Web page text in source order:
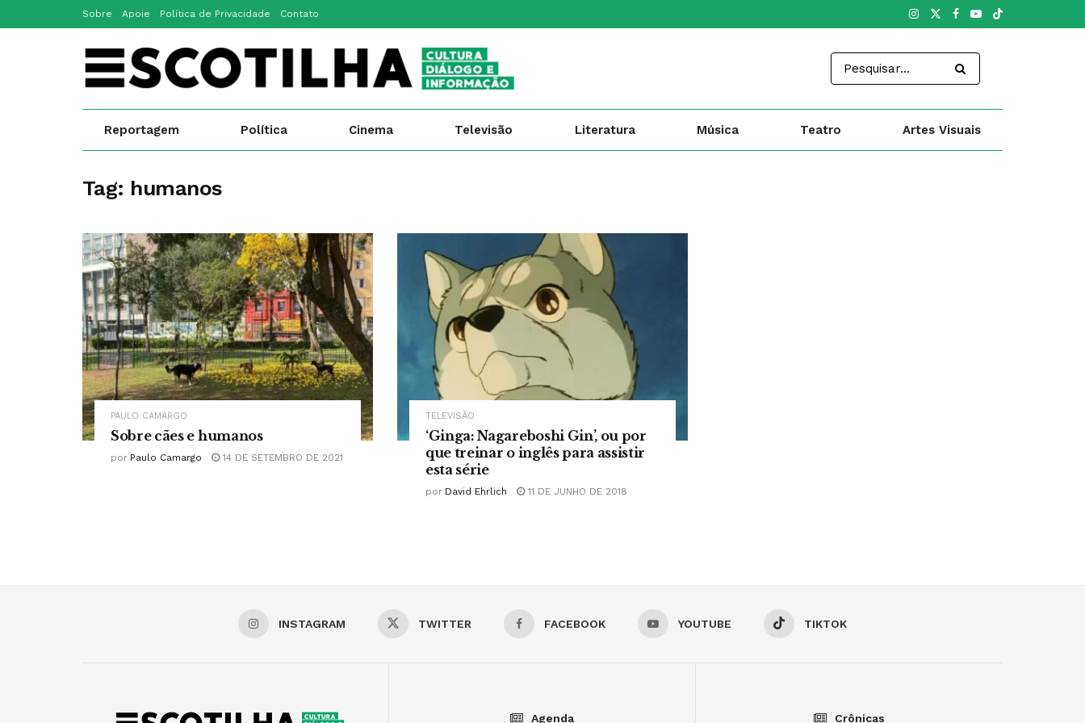
Sobre Apoie Política de Privacidade Contato
Reportagem Política Cinema Televisão Literatura Música Teatro Artes Visuais
Tag: humanos
PAULO CAMARGO
Sobre cães e humanos
por Paulo Camargo 14 DE SETEMBRO DE 2021
TELEVISÃO
‘Ginga: Nagareboshi Gin’, ou por
que treinar o inglês para assistir
esta série
por David Ehrlich 11 DE JUNHO DE 2018
INSTAGRAM TWITTER FACEBOOK YOUTUBE TIKTOK
Agenda Crônicas